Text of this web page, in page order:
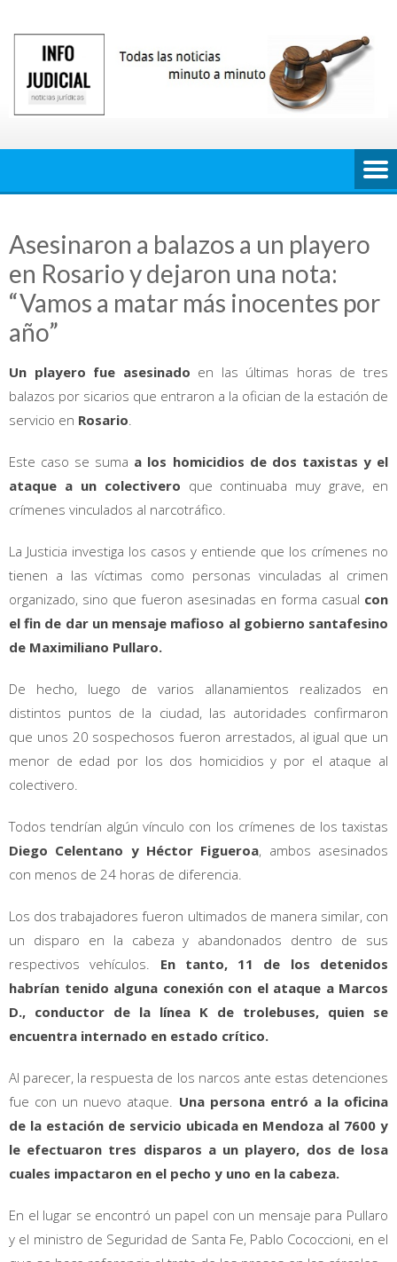
contenido
Asesinaron a balazos a un playero
en Rosario y dejaron una nota:
“Vamos a matar más inocentes por
año”
Un playero fue asesinado en las últimas horas de tres
balazos por sicarios que entraron a la ofician de la estación de
servicio en Rosario
Este caso se suma a los homicidios de dos taxistas y el
ataque a un colectivero que continuaba muy grave, en
crímenes vinculados al narcotráfico.
La Justicia investiga los casos y entiende que los crímenes no
tienen a las víctimas como personas vinculadas al crimen
organizado, sino que fueron asesinadas en forma casual con
el fin de dar un mensaje mafioso al gobierno santafesino
de Maximiliano Pullaro.
De hecho, luego de varios allanamientos realizados en
distintos puntos de la ciudad, las autoridades confirmaron
que unos 20 sospechosos fueron arrestados, al igual que un
menor de edad por los dos homicidios y por el ataque al
colectivero.
Todos tendrían algún vínculo con los crímenes de los taxistas
Diego Celentano y Héctor Figueroa, ambos asesinados
con menos de 24 horas de diferencia.
Los dos trabajadores fueron ultimados de manera similar, con
un disparo en la cabeza y abandonados dentro de sus
respectivos vehículos. En tanto, 11 de los detenidos
habrían tenido alguna conexión con el ataque a Marcos
D., conductor de la línea K de trolebuses, quien se
encuentra internado en estado crítico.
Al parecer, la respuesta de los narcos ante estas detenciones
fue con un nuevo ataque. Una persona entró a la oficina
de la estación de servicio ubicada en Mendoza al 7600 y
le efectuaron tres disparos a un playero, dos de losa
cuales impactaron en el pecho y uno en la cabeza.
En el lugar se encontró un papel con un mensaje para Pullaro
y el ministro de Seguridad de Santa Fe, Pablo Cococcioni, en el